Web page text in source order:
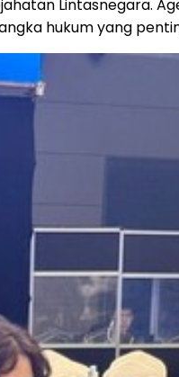
Lintasnegara.
hukum yang